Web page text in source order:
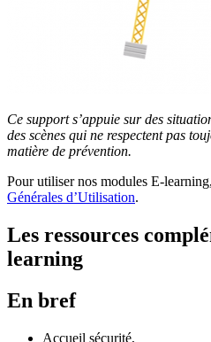
Ce support s’appuie sur des
des scènes qui ne respectent pas
matière de prévention.
Pour utiliser nos modules E-
Générales d’Utilisation.
Les ressources
learning
En bref
Accueil sécurité,